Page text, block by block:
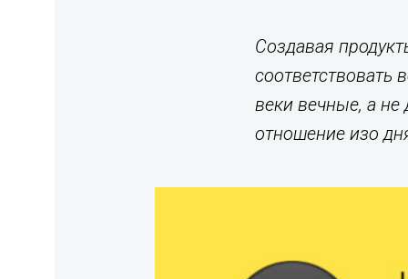
Создавая
веки вечные, а не
отношение изо